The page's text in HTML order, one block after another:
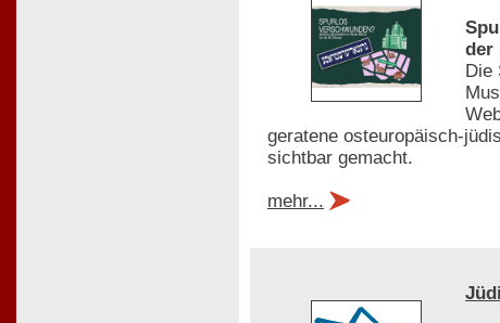
der
Die
geratene osteuropäisch-
sichtbar gemacht.
mehr...